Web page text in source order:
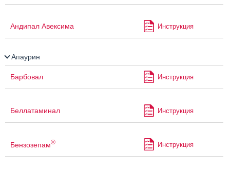
Андипал Авексима Инструкция
Апаурин
Барбовал Инструкция
Беллатаминал Инструкция
Бензозепам® Инструкция